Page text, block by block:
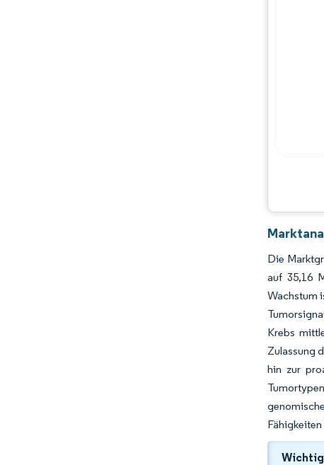
Die
auf 35,16
Wachstum
Krebs
Zulassung
hin zur